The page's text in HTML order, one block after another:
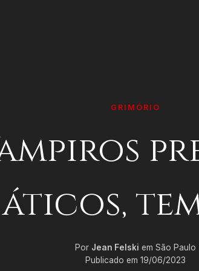
GRIMÓRIO
Por Jean Felski em São Paulo
Publicado em 19/06/2023